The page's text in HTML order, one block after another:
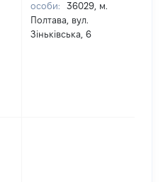
особи:
36029, м.
Полтава, вул.
Зіньківська, 6